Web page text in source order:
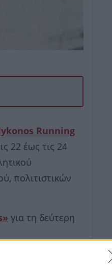
Running
22 έως τις 24
πολιτιστικών
για τη δεύτερη